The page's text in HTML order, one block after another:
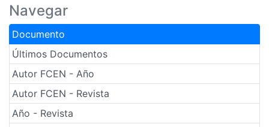
Navegar
Documento
Últimos Documentos
Autor FCEN - Año
Autor FCEN - Revista
Año - Revista